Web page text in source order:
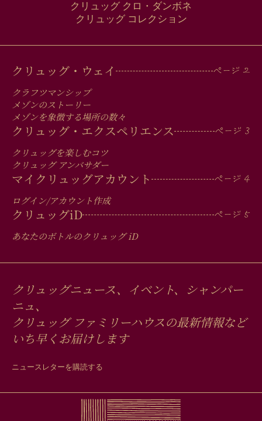
クリュッグ クロ・ダンボネ
クリュッグ コレクション
MAIN
MEN
IN
FOOTER
クリュッグ・ウェイ
クラフツマンシップ
メゾンのストーリー
メゾンを象徴する場所の数々
クリュッグ・エクスペリエンス
クリュッグを楽しむコツ
クリュッグ アンバサダー
マイクリュッグアカウント
ログイン/アカウント作成
クリュッグiD
あなたのボトルのクリュッグiD
クリュッグニュース、イベント、シャンパー
ニュ、
クリュッグ ファミリーハウスの最新情報など
いち早くお届けします
ニュースレターを購読する